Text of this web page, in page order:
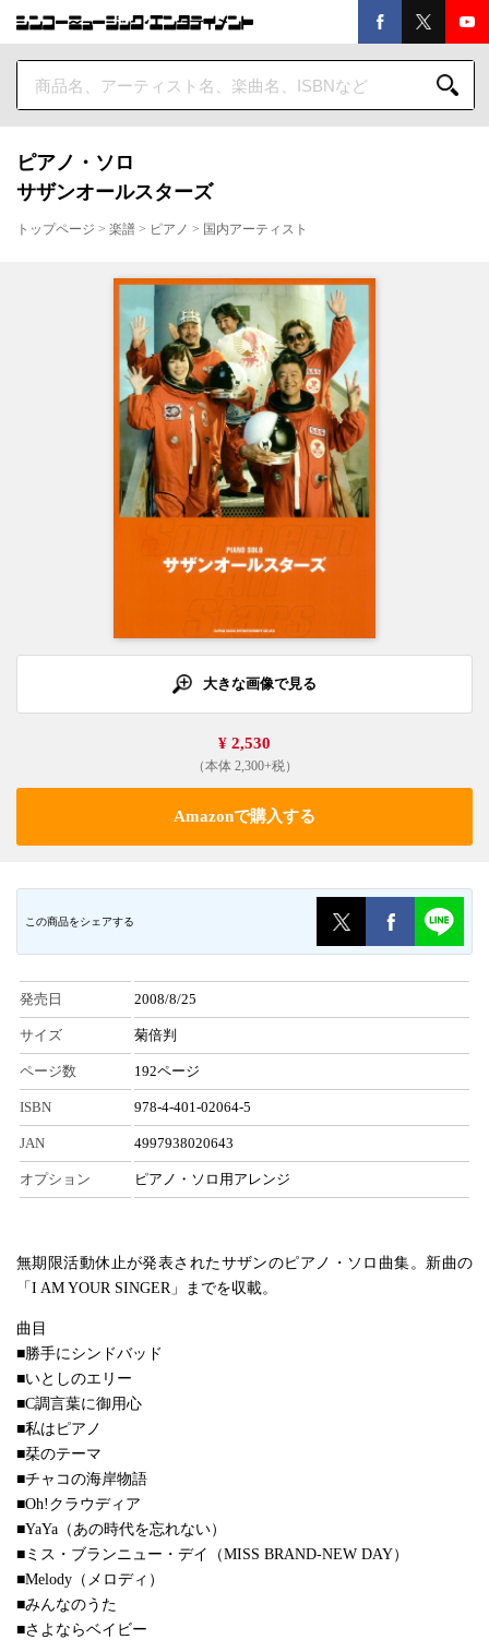
ピアノ・ソロ
サザンオールスターズ
トップページ > 楽譜 > ピアノ > 国内アーティスト
大きな画像で見る
¥ 2,530
（本体 2,300+税）
Amazonで購入する
この商品をシェアする
発売日 2008/8/25
サイズ 菊倍判
ページ数 192ページ
ISBN 978-4-401-02064-5
JAN 4997938020643
オプション ピアノ・ソロ用アレンジ
無期限活動休止が発表されたサザンのピアノ・ソロ曲集。新曲の
「I AM YOUR SINGER」までを収載。
曲目
■勝手にシンドバッド
■いとしのエリー
■C調言葉に御用心
■私はピアノ
■栞のテーマ
■チャコの海岸物語
■Oh!クラウディア
■YaYa（あの時代を忘れない）
■ミス・ブランニュー・デイ（MISS BRAND-NEW DAY）
■Melody（メロディ）
■みんなのうた
■さよならベイビー